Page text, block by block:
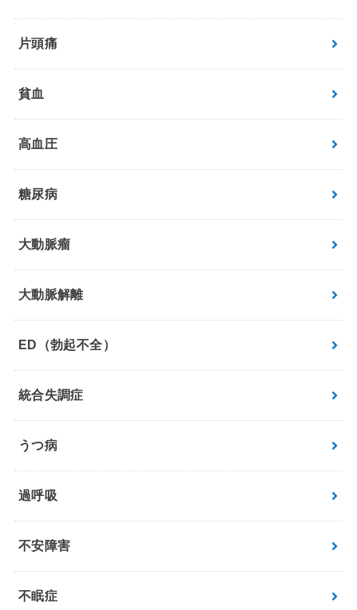
片頭痛
貧血
高血圧
糖尿病
大動脈瘤
大動脈解離
ED（勃起不全）
統合失調症
うつ病
過呼吸
不安障害
不眠症